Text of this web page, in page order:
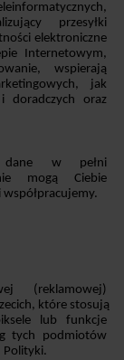
przesyłki
elektroniczne
Internetowym,
wspierają
jak
doradczych oraz
dane w pełni
mogą Ciebie
(reklamowej)
które stosują
lub funkcje
tych podmiotów
Polityki.